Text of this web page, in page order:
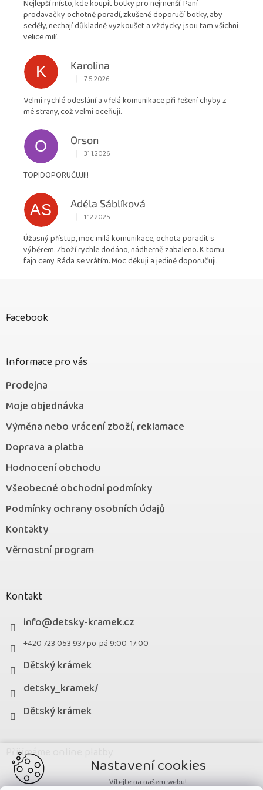
4,9
z
5
Nejlepší místo, kde koupit botky pro nejmenší. Paní
prodavačky ochotně poradí, zkušeně doporučí botky, aby
seděly, nechají důkladně vyzkoušet a vždycky jsou tam všichni
velice milí.
K
Karolina
Hodnocení obchodu je 5 z 5 hvězdiček.
| 7.5.2026
Velmi rychlé odeslání a vřelá komunikace při řešení chyby z
mé strany, což velmi oceňuji.
O
Orson
Hodnocení obchodu je 5 z 5 hvězdiček.
| 31.1.2026
TOP!DOPORUČUJI!!
AS
Adéla Sáblíková
Hodnocení obchodu je 5 z 5 hvězdiček.
| 1.12.2025
Úžasný přístup, moc milá komunikace, ochota poradit s
výběrem. Zboží rychle dodáno, nádherně zabaleno. K tomu
fajn ceny. Ráda se vrátím. Moc děkuji a jedině doporučuji.
Facebook
Informace pro vás
Prodejna
Moje objednávka
Výměna nebo vrácení zboží, reklamace
Doprava a platba
Hodnocení obchodu
Všeobecné obchodní podmínky
Podmínky ochrany osobních údajů
Kontakty
Věrnostní program
Kontakt
info@detsky-kramek.cz
+420 723 053 937 po-pá 9:00-17:00
Dětský krámek
detsky_kramek/
Dětský krámek
Přijímáme online platby
Nastavení cookies
Vítejte na našem webu!